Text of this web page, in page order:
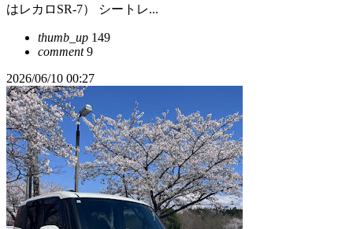
はレカロSR-7） シートレ...
thumb_up 149
comment9
2026/06/10 00:27